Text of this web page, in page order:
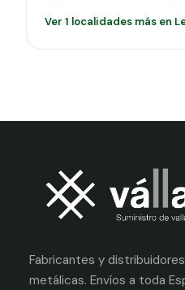
Ver 1 localidades más en
Fabricantes y
metálicas. Envíos a toda